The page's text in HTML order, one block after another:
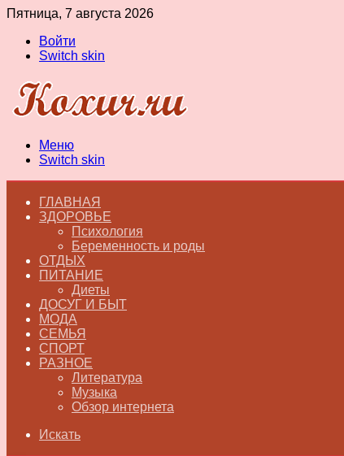
Пятница, 7 августа 2026
Войти
Switch skin
Меню
Switch skin
ГЛАВНАЯ
ЗДОРОВЬЕ
Психология
Беременность и роды
ОТДЫХ
ПИТАНИЕ
Диеты
ДОСУГ И БЫТ
МОДА
СЕМЬЯ
СПОРТ
РАЗНОЕ
Литература
Музыка
Обзор интернета
Искать